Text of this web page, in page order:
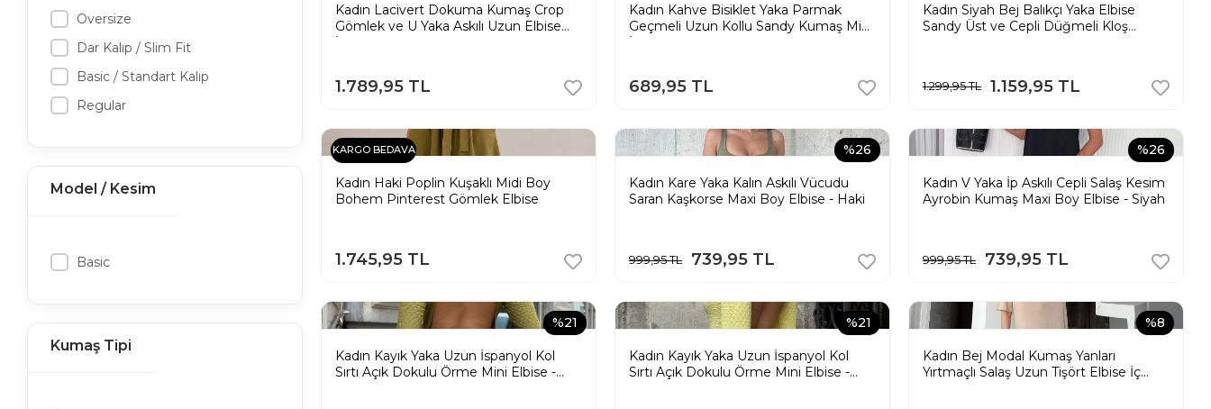
Ekru
Pembe
Oversize
Dar Kalıp / Slim Fit
Basic / Standart Kalıp
Regular
Model / Kesim
Basic
Kumaş Tipi
Kadın Lacivert Dokuma Kumaş Crop
Gömlek ve U Yaka Askılı Uzun Elbise
İkili Takım
1.789,95 TL
Kadın Kahve Bisiklet Yaka Parmak
Geçmeli Uzun Kollu Sandy Kumaş Midi
İçlik Elbise
689,95 TL
Kadın Siyah Bej Balıkçı Yaka Elbise
Sandy Üst ve Cepli Düğmeli Kloş
1.299,95 TL 1.159,95 TL
KARGO BEDAVA
Kadın Haki Poplin Kuşaklı Midi Boy
Bohem Pinterest Gömlek Elbise
1.745,95 TL
%26
Kadın Kare Yaka Kalın Askılı Vücudu
Saran Kaşkorse Maxi Boy Elbise - Haki
999,95 TL 739,95 TL
%26
Kadın V Yaka İp Askılı Cepli Salaş Kesim
Ayrobin Kumaş Maxi Boy Elbise - Siyah
999,95 TL 739,95 TL
%21
Kadın Kayık Yaka Uzun İspanyol Kol
Sırtı Açık Dokulu Örme Mini Elbise -
%21
Kadın Kayık Yaka Uzun İspanyol Kol
Sırtı Açık Dokulu Örme Mini Elbise -
%8
Kadın Bej Modal Kumaş Yanları
Yırtmaçlı Salaş Uzun Tişört Elbise İç